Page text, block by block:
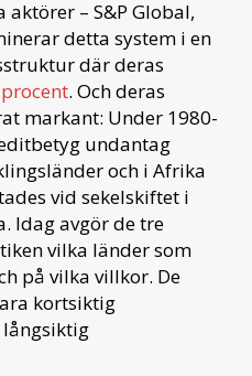
– S&P Global,
detta system i en
där deras
. Och deras
markant: Under 1980-
undantag
och i Afrika
vid sekelskiftet i
Idag avgör de tre
vilka länder som
på vilka villkor. De
kortsiktig
långsiktig